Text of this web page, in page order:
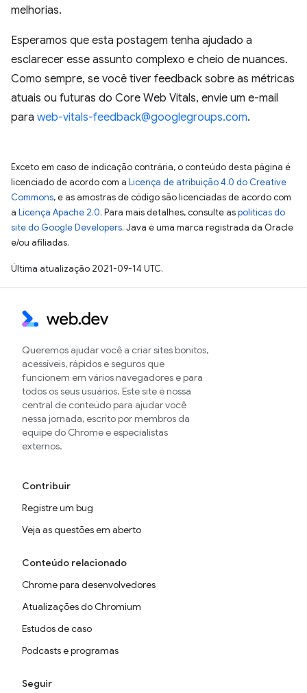
melhorias.
Esperamos que esta postagem tenha ajudado a
esclarecer esse assunto complexo e cheio de nuances.
Como sempre, se você tiver feedback sobre as métricas
atuais ou futuras do Core Web Vitals, envie um e-mail
para web-vitals-feedback@googlegroups.com.
Exceto em caso de indicação contrária, o conteúdo desta página é
licenciado de acordo com a Licença de atribuição 4.0 do Creative
Commons, e as amostras de código são licenciadas de acordo com
a Licença Apache 2.0. Para mais detalhes, consulte aspolíticas do
site do Google Developers. Java é uma marca registrada da Oracle
e/ou afiliadas.
Última atualização 2021-09-14 UTC.
Queremos ajudar você a criar sites bonitos,
acessíveis, rápidos e seguros que
funcionem em vários navegadores e para
todos os seus usuários. Este site é nossa
central de conteúdo para ajudar você
nessa jornada, escrito por membros da
equipe do Chrome e especialistas
externos.
Contribuir
Registre um bug
Veja as questões em aberto
Conteúdo relacionado
Chrome para desenvolvedores
Atualizações do Chromium
Estudos de caso
Podcasts e programas
Seguir